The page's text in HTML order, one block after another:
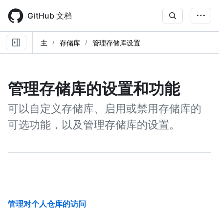
main
content
GitHub 文档
主 存储库 管理存储库设置
管理存储库的设置和功能
可以自定义存储库、启用或禁用存储库的
可选功能，以及管理存储库的设置。
管理对个人仓库的访问